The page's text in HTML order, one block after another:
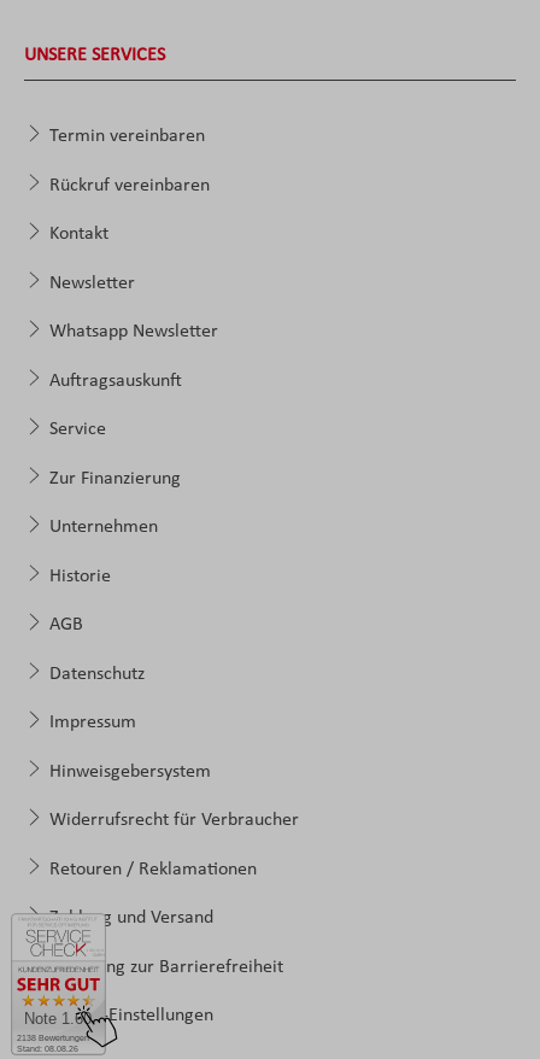
2138 Bewertungen
Stand: 08.08.26
Note 1.60
UNSERE SERVICES
Termin vereinbaren
Rückruf vereinbaren
Kontakt
Newsletter
Whatsapp Newsletter
Auftragsauskunft
Service
Zur Finanzierung
Unternehmen
Historie
AGB
Datenschutz
Impressum
Hinweisgebersystem
Widerrufsrecht für Verbraucher
Retouren / Reklamationen
Zahlung und Versand
Erklärung zur Barrierefreiheit
Cookie-Einstellungen